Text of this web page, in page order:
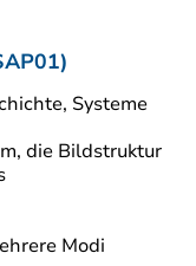
Systeme
die Bildstruktur
Modi